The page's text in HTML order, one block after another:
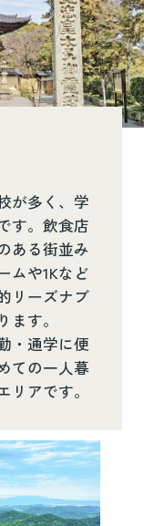
が多く、学
す。飲食店
ある街並み
ムや1Kなど
リーズナブ
す。
・通学に便
ての一人暮
アです。